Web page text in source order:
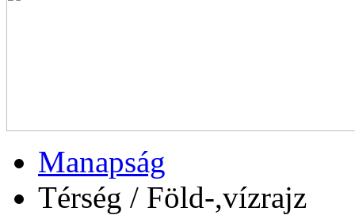
Manapság
Térség / Föld-,vízrajz